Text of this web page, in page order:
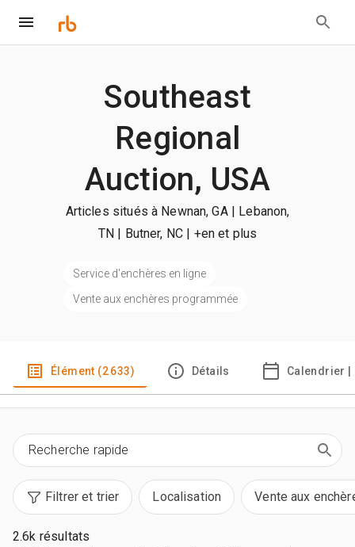
Southeast
Regional
Auction, USA
Articles situés à Newnan, GA | Lebanon,
TN | Butner, NC | +en et plus
Service d'enchères en ligne
Vente aux enchères programmée
Élément (2 633) Détails Calendrier |
Filtrer et trier Localisation Vente aux
2.6k résultats